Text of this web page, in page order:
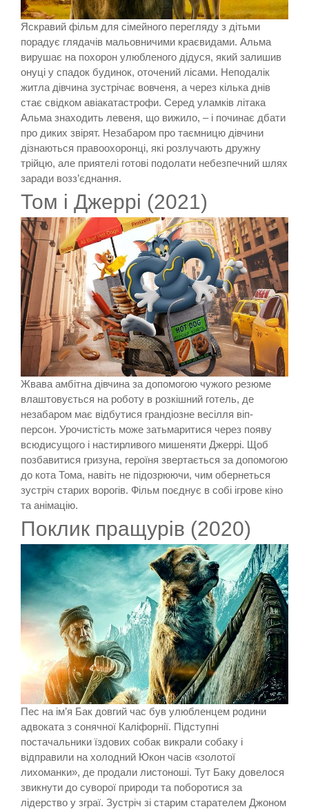
Яскравий фільм для сімейного перегляду з дітьми
порадує глядачів мальовничими краєвидами. Альма
вирушає на похорон улюбленого дідуся, який залишив
онуці у спадок будинок, оточений лісами. Неподалік
житла дівчина зустрічає вовченя, а через кілька днів
стає свідком авіакатастрофи. Серед уламків літака
Альма знаходить левеня, що вижило, – і починає дбати
про диких звірят. Незабаром про таємницю дівчини
дізнаються правоохоронці, які розлучають дружну
трійцю, але приятелі готові подолати небезпечний шлях
заради возз’єднання.
Том і Джеррі (2021)
Жвава амбітна дівчина за допомогою чужого резюме
влаштовується на роботу в розкішний готель, де
незабаром має відбутися грандіозне весілля віп-
персон. Урочистість може затьмаритися через появу
всюдисущого і настирливого мишеняти Джеррі. Щоб
позбавитися гризуна, героїня звертається за допомогою
до кота Тома, навіть не підозрюючи, чим обернеться
зустріч старих ворогів. Фільм поєднує в собі ігрове кіно
та анімацію.
Поклик пращурів (2020)
Пес на ім’я Бак довгий час був улюбленцем родини
адвоката з сонячної Каліфорнії. Підступні
постачальники їздових собак викрали собаку і
відправили на холодний Юкон часів «золотої
лихоманки», де продали листоноші. Тут Баку довелося
звикнути до суворої природи та поборотися за
лідерство у зграї. Зустріч зі старим старателем Джоном